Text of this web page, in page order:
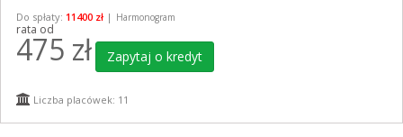
Do spłaty: 11400 zł | Harmonogram
rata od
475 zł Zapytaj o kredyt
Liczba placówek: 11